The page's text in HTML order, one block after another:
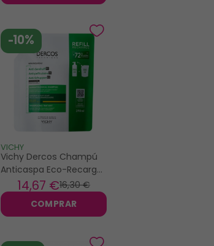
-10%
VICHY
Vichy Dercos Champú
Anticaspa Eco-Recarga
Cabellos Secos 390ml
16,30 €
14,67 €
COMPRAR